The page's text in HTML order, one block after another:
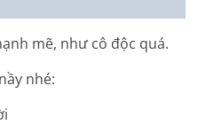
mẽ, như cô độc quá.
nhé: